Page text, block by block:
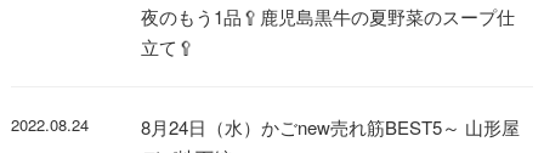
夜のもう1品🥄鹿児島黒牛の夏野菜のスープ仕
立て🥄
2022.08.24
8月24日（水）かごnew売れ筋BEST5～ 山形屋